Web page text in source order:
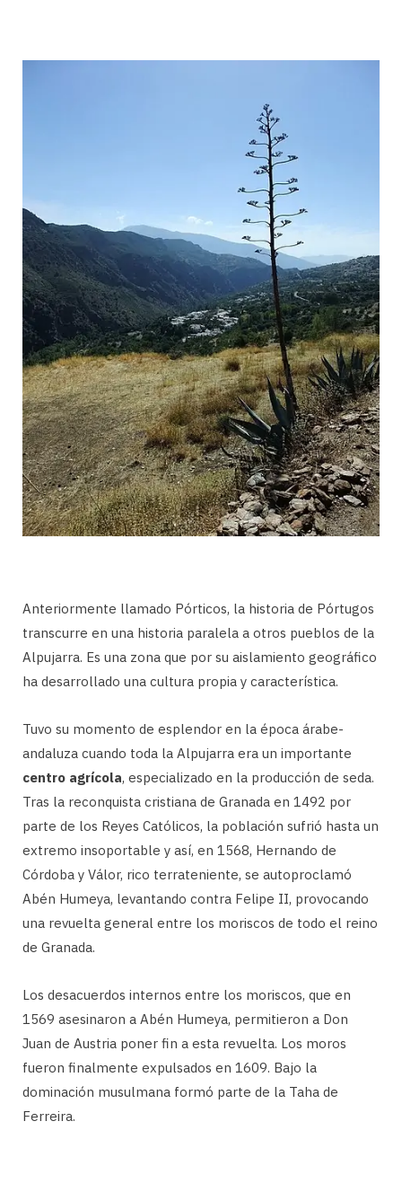
Anteriormente llamado Pórticos, la historia de Pórtugos
transcurre en una historia paralela a otros pueblos de la
Alpujarra. Es una zona que por su aislamiento geográfico
ha desarrollado una cultura propia y característica.
Tuvo su momento de esplendor en la época árabe-
andaluza cuando toda la Alpujarra era un importante
centro agrícola, especializado en la producción de seda.
Tras la reconquista cristiana de Granada en 1492 por
parte de los Reyes Católicos, la población sufrió hasta un
extremo insoportable y así, en 1568, Hernando de
Córdoba y Válor, rico terrateniente, se autoproclamó
Abén Humeya, levantando contra Felipe II, provocando
una revuelta general entre los moriscos de todo el reino
de Granada.
Los desacuerdos internos entre los moriscos, que en
1569 asesinaron a Abén Humeya, permitieron a Don
Juan de Austria poner fin a esta revuelta. Los moros
fueron finalmente expulsados ​​en 1609. Bajo la
dominación musulmana formó parte de la Taha de
Ferreira.